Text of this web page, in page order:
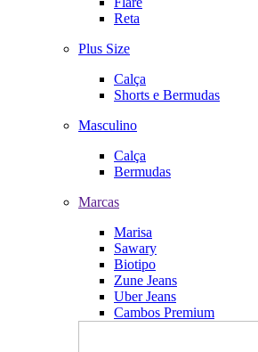
Reta
Plus Size
Calça
Shorts e Bermudas
Masculino
Calça
Bermudas
Marcas
Marisa
Sawary
Biotipo
Zune Jeans
Uber Jeans
Cambos Premium